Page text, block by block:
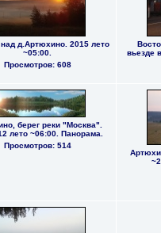
д.Артюхино. 2015 лето
~05:00.
Просмотров: 608
вьезде
берег реки "Москва".
лето ~06:00. Панорама.
Просмотров: 514